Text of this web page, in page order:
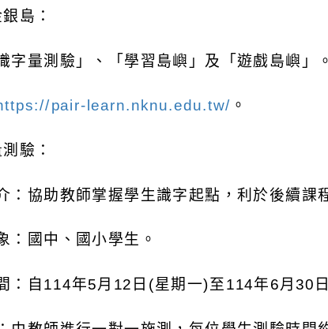
島：
字量測驗」、「學習島嶼」及「遊戲島嶼」。
pair-learn.nknu.edu.tw/ 。
驗：
：協助教師掌握學生識字起點，利於後續課
：國中、國小學生。
：自 114年5月 12 日 (星期一)至 114年6月30 日